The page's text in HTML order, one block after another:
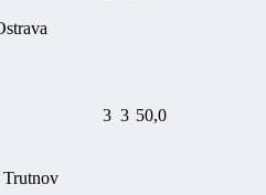
3 3 50,0